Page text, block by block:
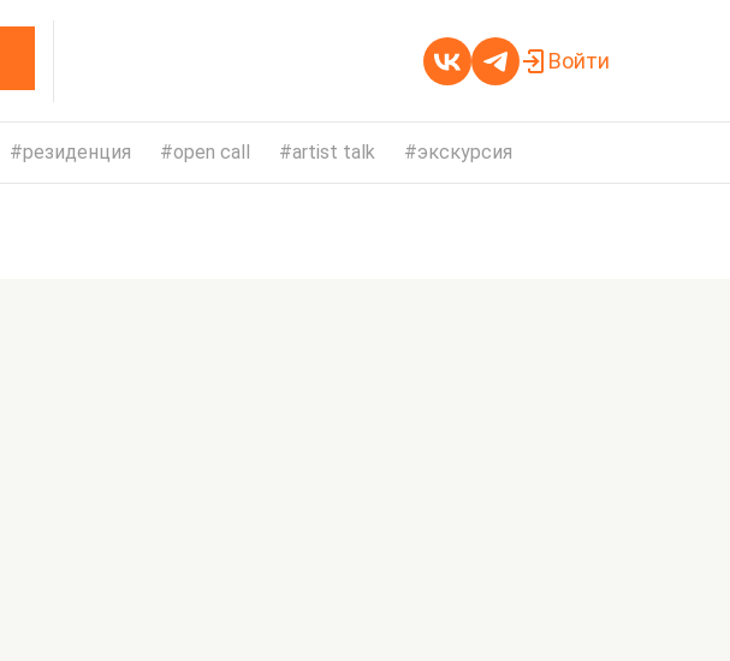
Войти
резиденция open call artist talk экскурсия